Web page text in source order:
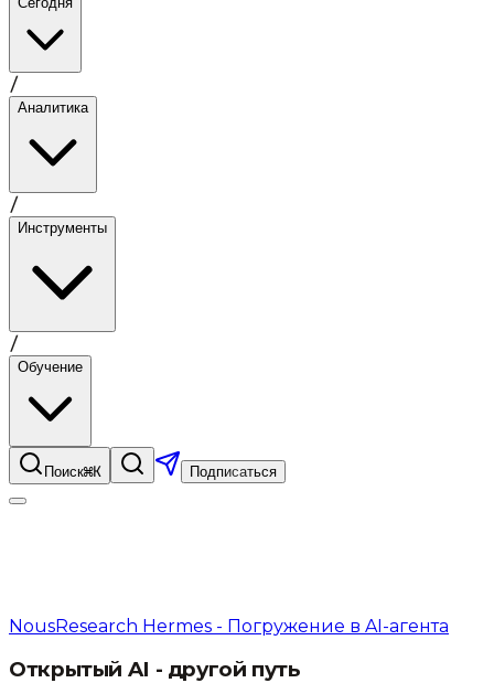
/
Аналитика
/
Инструменты
/
Обучение
Поиск⌘K Подписаться
NousResearch Hermes - Погружение в AI-агента
Открытый AI - другой путь